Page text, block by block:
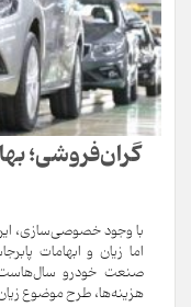
گران‌فروشی؛
با وجود خصوصی‌سازی،
اما زیان و ابهامات
صنعت خودرو سال‌هاست
هزینه‌ها، طرح موضوع